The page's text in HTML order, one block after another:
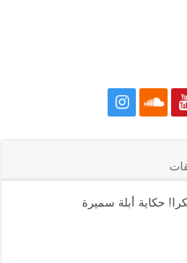
حكاية أبلة سميرة